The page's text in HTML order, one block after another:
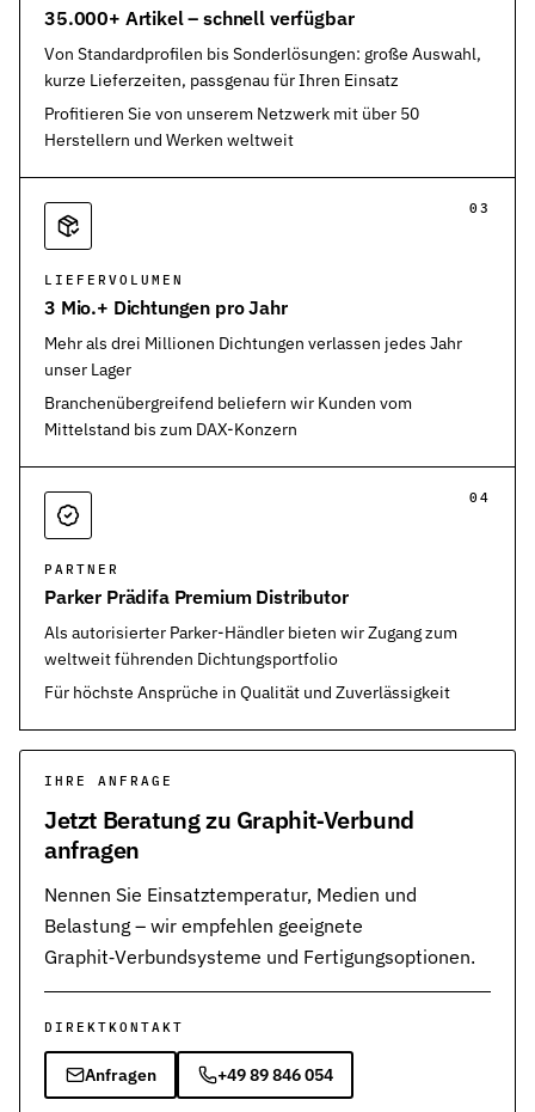
35.000+ Artikel – schnell verfügbar
Von Standardprofilen bis Sonderlösungen: große Auswahl,
kurze Lieferzeiten, passgenau für Ihren Einsatz
Profitieren Sie von unserem Netzwerk mit über 50
Herstellern und Werken weltweit
03
LIEFERVOLUMEN
3 Mio.+ Dichtungen pro Jahr
Mehr als drei Millionen Dichtungen verlassen jedes Jahr
unser Lager
Branchenübergreifend beliefern wir Kunden vom
Mittelstand bis zum DAX-Konzern
04
PARTNER
Parker Prädifa Premium Distributor
Als autorisierter Parker-Händler bieten wir Zugang zum
weltweit führenden Dichtungsportfolio
Für höchste Ansprüche in Qualität und Zuverlässigkeit
IHRE ANFRAGE
Jetzt Beratung zu Graphit‑Verbund
anfragen
Nennen Sie Einsatztemperatur, Medien und
Belastung – wir empfehlen geeignete
Graphit‑Verbundsysteme und Fertigungsoptionen.
DIREKTKONTAKT
Anfragen +49 89 846 054